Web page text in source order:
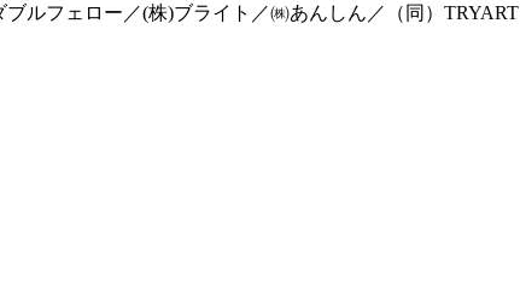
ルフェロー／(株)ブライト／㈱あんしん／（同）TRYART